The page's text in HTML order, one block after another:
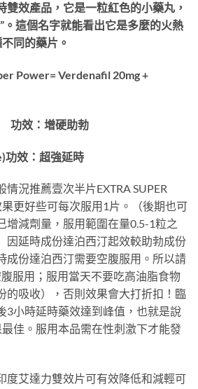
雙效產品，它是一粒紅色的小藥丸，
。這個名字就能看出它是多麼的火熱
同的藥片。
Power= Verdenafil 20mg +
功效：增硬助勃
功效：超強延時
情況推薦壹次半片EXTRA SUPER
更好些可每次服用1片。（後期也可
增減劑量，服用範圍在量0.5-1粒之
因延時成份達泊西汀起效較助勃成份
成份達泊西汀需要空腹服用。所以請
服用；服用當天不要吃高油脂食物
的吸收），否則效果會大打折扣！臨
3小時延時藥效達到峰值，也就是說
佳。服用本品需在性刺激下才能發
度艾達力雙效片可有效降低和減輕可